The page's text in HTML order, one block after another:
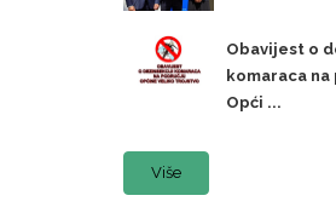
Obavijest o
komaraca
Opći ...
Više